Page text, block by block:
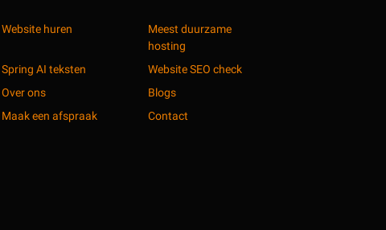
Website huren
Meest duurzame
hosting
Spring AI teksten
Website SEO check
Over ons
Blogs
Maak een afspraak Contact